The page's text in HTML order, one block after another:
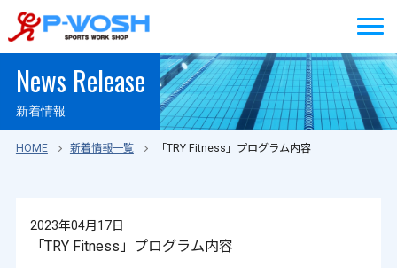
News Release
新着情報
HOME 新着情報一覧 「TRY Fitness」プログラム内容
2023年04月17日
「TRY Fitness」プログラム内容